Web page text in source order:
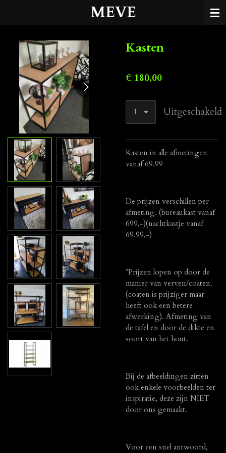
hoofdinhoud
MEVE
Kasten
€ 180,00
Uitgeschakeld
Kasten in alle afmetingen
vanaf 69.99
De prijzen verschillen per
afmeting. (bureaukast vanaf
699,-)(nachtkastje vanaf
69.99,-)
*Prijzen lopen op door de
manier van verven/coaten.
(coaten is prijziger maar
heeft ook een betere
afwerking). Afmeting van
de tafel en door de dikte en
soort van het hout.
Bij de afbeeldingen zitten
ook enkele voorbeelden ter
inspiratie, deze zijn NIET
door ons gemaakt.
Voor een snel antwoord,